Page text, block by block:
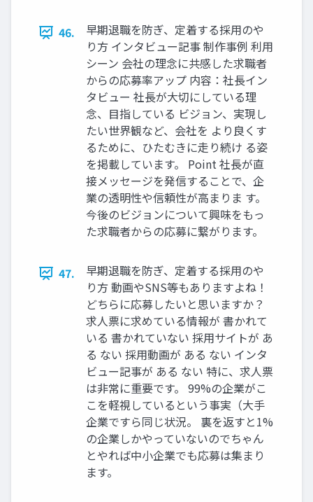
46.
早期退職を防ぎ、定着する採⽤のや
り⽅ インタビュー記事 制作事例 利⽤
シーン 会社の理念に共感した求職者
からの応募率アップ 内容：社⻑イン
タビュー 社⻑が⼤切にしている理
念、⽬指している ビジョン、実現し
たい世界観など、会社を より良くす
るために、ひたむきに⾛り続け る姿
を掲載しています。 Point 社⻑が直
接メッセージを発信することで、企
業の透明性や信頼性が⾼まりま す。
今後のビジョンについて興味をもっ
た求職者からの応募に繋がります。
47.
早期退職を防ぎ、定着する採⽤のや
り⽅ 動画やSNS等もありますよね！
どちらに応募したいと思いますか？
求⼈票に求めている情報が 書かれて
いる 書かれていない 採⽤サイトが あ
る ない 採⽤動画が ある ない インタ
ビュー記事が ある ない 特に、求⼈票
は⾮常に重要です。 99%の企業がこ
こを軽視しているという事実（⼤⼿
企業ですら同じ状況。 裏を返すと1%
の企業しかやっていないのでちゃん
とやれば中⼩企業でも応募は集まり
ます。